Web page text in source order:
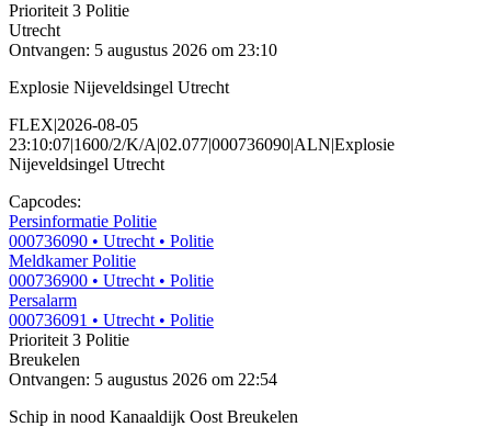
Prioriteit 3 Politie
Utrecht
Ontvangen: 5 augustus 2026 om 23:10
Explosie Nijeveldsingel Utrecht
FLEX|2026-08-05
23:10:07|1600/2/K/A|02.077|000736090|ALN|Explosie
Nijeveldsingel Utrecht
Capcodes:
Persinformatie Politie
000736090 • Utrecht • Politie
Meldkamer Politie
000736900 • Utrecht • Politie
Persalarm
000736091 • Utrecht • Politie
Prioriteit 3 Politie
Breukelen
Ontvangen: 5 augustus 2026 om 22:54
Schip in nood Kanaaldijk Oost Breukelen